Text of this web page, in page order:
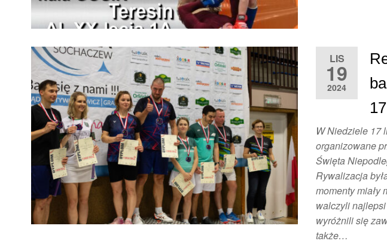
LIS
19
2024
W Niedziele 17
organizowane
Święta
Rywalizacja
momenty miały
walczyli
wyróżnili się
także…